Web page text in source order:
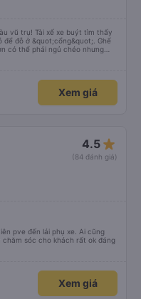
vũ trụ! Tài xế xe buýt tìm thấy
đỗ ở &quot;cổng&quot;. Ghế
có thể phải ngủ chéo nhưng
vời!
Xem giá
4.5 star_rate
(84 đánh giá)
pve đến lái phụ xe. Ai cũng
sóc cho khách rất ok đáng
Xem giá